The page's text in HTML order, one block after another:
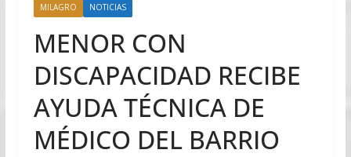
MILAGRO NOTICIAS
MENOR CON
DISCAPACIDAD RECIBE
AYUDA TÉCNICA DE
MÉDICO DEL BARRIO